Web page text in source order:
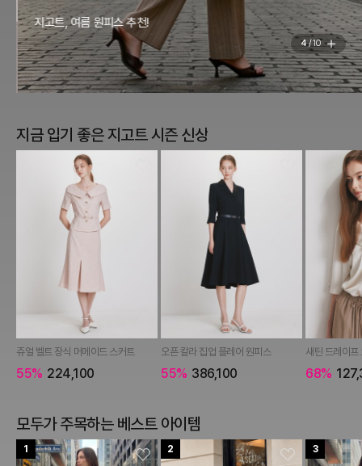
지고트, 여름 원피스 추천!
4/10
지금 입기 좋은 지고트 시즌 신상
쥬얼 벨트 장식 머메이드 스커트
55% 224,100
오픈 칼라 집업 플레어 원피스
55% 386,100
새틴 드레이프
68%
모두가 주목하는 베스트 아이템
1 2 3